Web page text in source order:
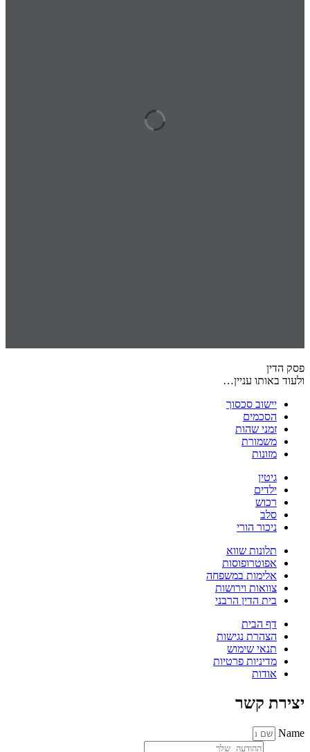
פסק הדין
ולעוד באותו עניין…
יישוב סכסוך
הסכמים
זמני שהות
משמורת
מזונות
גיטין
ילדים
רכוש
סלב
ניכור הורי
תלונות שווא
אפוטרופוסות
אלימות במשפחה
צוואות וירושות
בית הדין הרבני
דף הבית
הצהרת נגישות
תנאי שימוש
מדיניות פרטיות
אודות
יצירת קשר
Name